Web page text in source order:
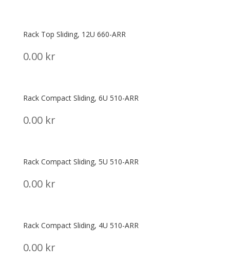
Rack Top Sliding, 12U 660-ARR
0.00 kr
Rack Compact Sliding, 6U 510-ARR
0.00 kr
Rack Compact Sliding, 5U 510-ARR
0.00 kr
Rack Compact Sliding, 4U 510-ARR
0.00 kr